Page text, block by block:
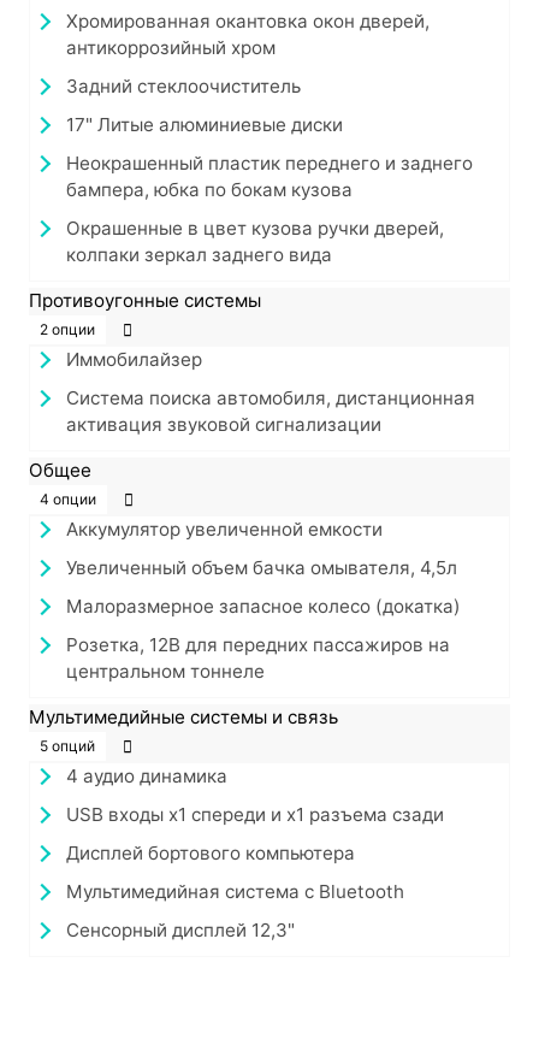
Хромированная окантовка окон дверей,
антикоррозийный хром
Задний стеклоочиститель
17" Литые алюминиевые диски
Неокрашенный пластик переднего и заднего
бампера, юбка по бокам кузова
Окрашенные в цвет кузова ручки дверей,
колпаки зеркал заднего вида
Противоугонные системы
2 опции
Иммобилайзер
Система поиска автомобиля, дистанционная
активация звуковой сигнализации
Общее
4 опции
Аккумулятор увеличенной емкости
Увеличенный объем бачка омывателя, 4,5л
Малоразмерное запасное колесо (докатка)
Розетка, 12В для передних пассажиров на
центральном тоннеле
Мультимедийные системы и связь
5 опций
4 аудио динамика
USB входы x1 спереди и x1 разъема сзади
Дисплей бортового компьютера
Мультимедийная система с Bluetooth
Сенсорный дисплей 12,3"